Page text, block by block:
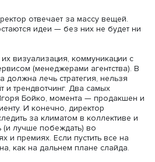
Игорь Бойко
отвечает за массу
остаются идеи — без них не